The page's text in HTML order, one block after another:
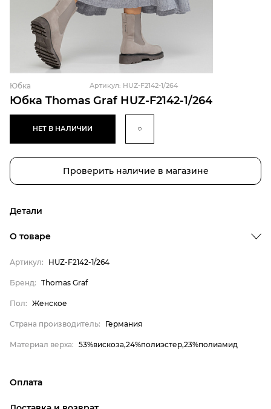
Юбка Thomas Graf HUZ-F2142-1/264
Юбка Артикул: HUZ-F2142-1/264
НЕТ В НАЛИЧИИ
Проверить наличие в магазине
Детали
Бренд
Thomas Graf
О товаре
Артикул: HUZ-F2142-1/264
Бренд: Thomas Graf
Пол: Женское
Страна производитель: Германия
Материал верха: 53%вискоза,24%полиэстер,23%полиамид
Оплата